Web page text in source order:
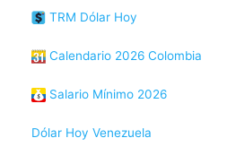
TRM Dólar Hoy
Calendario 2026 Colombia
Salario Mínimo 2026
Dólar Hoy Venezuela